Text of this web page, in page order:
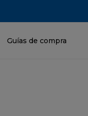
Guías de compra